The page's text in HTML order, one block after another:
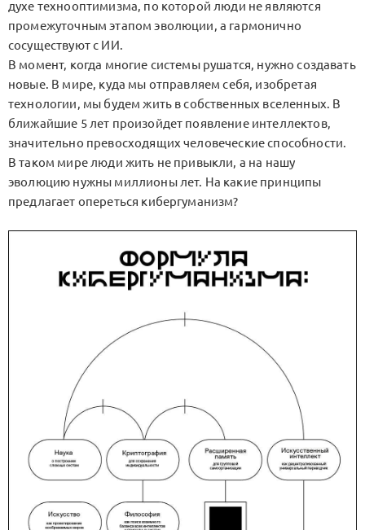
духе технооптимизма, по которой люди не являются
промежуточным этапом эволюции, а гармонично
сосуществуют с ИИ.
В момент, когда многие системы рушатся, нужно создавать
новые. В мире, куда мы отправляем себя, изобретая
технологии, мы будем жить в собственных вселенных. В
ближайшие 5 лет произойдет появление интеллектов,
значительно превосходящих человеческие способности.
В таком мире люди жить не привыкли, а на нашу
эволюцию нужны миллионы лет. На какие принципы
предлагает опереться кибергуманизм?